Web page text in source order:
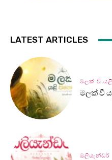
LATEST ARTICLES
මලක් වී
මලක් වී
ඔලියැන්ඩර්